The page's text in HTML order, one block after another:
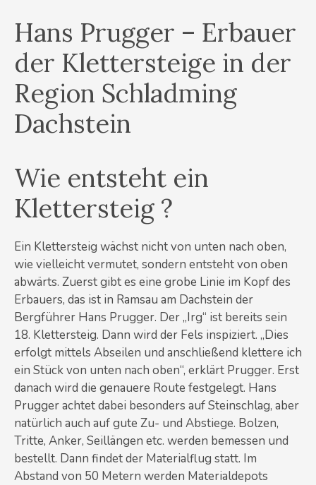
Hans Prugger – Erbauer
der Klettersteige in der
Region Schladming
Dachstein
Wie entsteht ein
Klettersteig ?
Ein Klettersteig wächst nicht von unten nach oben,
wie vielleicht vermutet, sondern entsteht von oben
abwärts. Zuerst gibt es eine grobe Linie im Kopf des
Erbauers, das ist in Ramsau am Dachstein der
Bergführer Hans Prugger. Der „Irg“ ist bereits sein
18. Klettersteig. Dann wird der Fels inspiziert. „Dies
erfolgt mittels Abseilen und anschließend klettere ich
ein Stück von unten nach oben“, erklärt Prugger. Erst
danach wird die genauere Route festgelegt. Hans
Prugger achtet dabei besonders auf Steinschlag, aber
natürlich auch auf gute Zu- und Abstiege. Bolzen,
Tritte, Anker, Seillängen etc. werden bemessen und
bestellt. Dann findet der Materialflug statt. Im
Abstand von 50 Metern werden Materialdepots